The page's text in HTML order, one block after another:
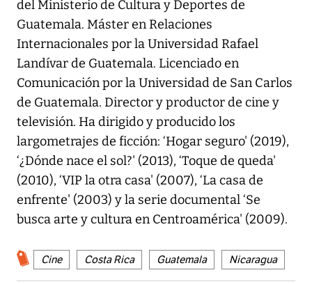
del Ministerio de Cultura y Deportes de
Guatemala. Máster en Relaciones
Internacionales por la Universidad Rafael
Landívar de Guatemala. Licenciado en
Comunicación por la Universidad de San Carlos
de Guatemala. Director y productor de cine y
televisión. Ha dirigido y producido los
largometrajes de ficción: ‘Hogar seguro' (2019),
‘¿Dónde nace el sol?' (2013), ‘Toque de queda'
(2010), ‘VIP la otra casa' (2007), ‘La casa de
enfrente' (2003) y la serie documental ‘Se
busca arte y cultura en Centroamérica' (2009).
Cine Costa Rica Guatemala Nicaragua